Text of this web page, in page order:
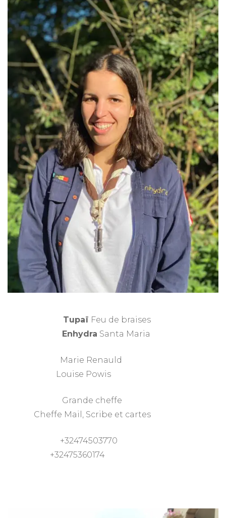
Tupaï Feu de braises
Enhydra Santa Maria
Marie Renauld
Louise Powis
Grande cheffe
Cheffe Mail, Scribe et cartes
+32474503770
+32475360174